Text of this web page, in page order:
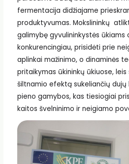
fermentacija didžiajame
produktyvumas. Mokslininkų
galimybę gyvulininkystės ūkiams
konkurencingiau, prisidėti prie
aplinkai mažinimo, o dinaminės
pritaikymas ūkininkų ūkiuose, leis
šiltnamio efektą sukeliančių dujų
pieno gamybos, kas tiesiogiai
kaitos švelninimo ir neigiamo